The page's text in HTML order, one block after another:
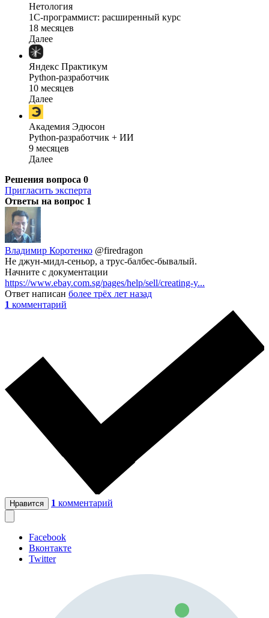
Нетология
1C-программист: расширенный курс
18 месяцев
Далее
Яндекс Практикум
Python-разработчик
10 месяцев
Далее
Академия Эдюсон
Python-разработчик + ИИ
9 месяцев
Далее
Решения вопроса 0
Пригласить эксперта
Ответы на вопрос 1
Владимир Коротенко @firedragon
Не джун-мидл-сеньор, а трус-балбес-бывалый.
Начните с документации
https://www.ebay.com.sg/pages/help/sell/creating-y...
Ответ написан более трёх лет назад
1 комментарий
Нравится 1 комментарий
Facebook
Вконтакте
Twitter